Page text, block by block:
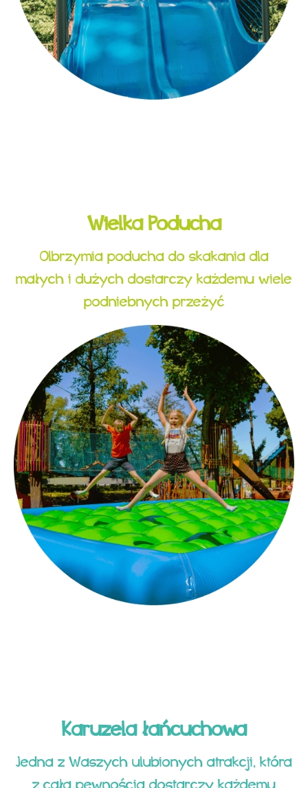
Wielka Poducha
Olbrzymia poducha do skakania dla
małych i dużych dostarczy każdemu wiele
podniebnych przeżyć
Karuzela łańcuchowa
Jedna z Waszych ulubionych atrakcji, która